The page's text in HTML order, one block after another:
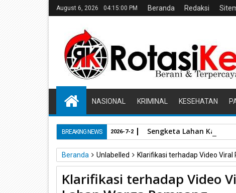
August 6, 2026 04:15:01 PM Beranda Redaksi
NASIONAL KRIMINAL KESEHATAN
BREAKING NEWS Sengketa Lahan
2026-7-2
Beranda Unlabelled Klarifikasi terhadap Video Viral
Klarifikasi terhadap Video